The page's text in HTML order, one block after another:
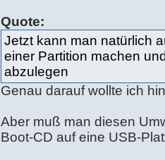
Quote:
Jetzt kann man natürlich
einer Partition machen
abzulegen
Genau darauf wollte ich
Aber muß man diesen
Boot-CD auf eine USB-